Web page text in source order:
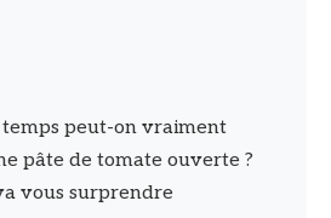
peut-on vraiment
pâte de tomate ouverte ?
vous surprendre